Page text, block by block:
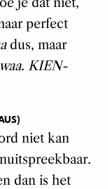
perfect
dus, maar
KIEN-
niet kan
dan is het